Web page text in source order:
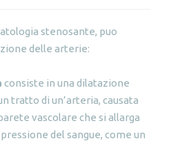
stenosante, puo
delle arterie:
consiste in una dilatazione
tratto di un’arteria, causata
vascolare che si allarga
del sangue, come un